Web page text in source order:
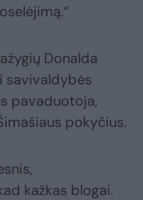
Donalda
savivaldybės
pavaduotoja,
pokyčius.
kažkas blogai.